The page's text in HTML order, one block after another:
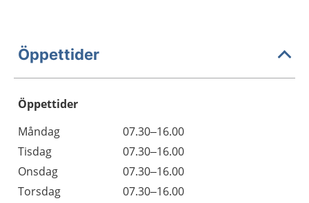
Öppettider
Öppettider
Dag
Öppettider
Kommentarer
Måndag
07.30–16.00
Tisdag
07.30–16.00
Onsdag
07.30–16.00
Torsdag
07.30–16.00